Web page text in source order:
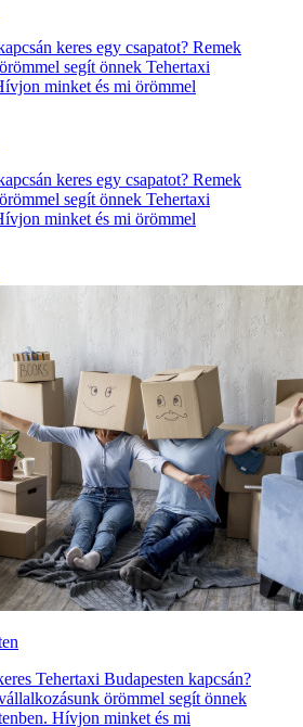
keres egy csapatot? Remek
segít önnek Tehertaxi
minket és mi örömmel
keres egy csapatot? Remek
segít önnek Tehertaxi
minket és mi örömmel
Tehertaxi Budapesten kapcsán?
örömmel segít önnek
Hívjon minket és mi